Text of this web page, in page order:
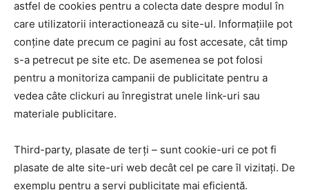
astfel de cookies pentru a colecta date despre modul în
care utilizatorii interactionează cu site-ul. Informațiile pot
conține date precum ce pagini au fost accesate, cât timp
s-a petrecut pe site etc. De asemenea se pot folosi
pentru a monitoriza campanii de publicitate pentru a
vedea câte clickuri au înregistrat unele link-uri sau
materiale publicitare.
Third-party, plasate de terți – sunt cookie-uri ce pot fi
plasate de alte site-uri web decât cel pe care îl vizitați. De
exemplu pentru a servi publicitate mai eficientă.